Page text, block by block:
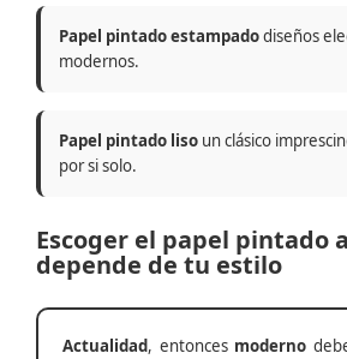
Papel pintado estampadodiseños
modernos.
Papel pintado liso un clásico
por si solo.
Escoger el papel pintado
depende de tu estilo
Actualidad, entonces moderno